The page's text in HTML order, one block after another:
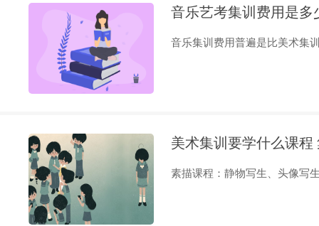
音乐艺考集训费用是多
音乐集训费用普遍是比美术集
美术集训要学什么课程
素描课程：静物写生、头像写